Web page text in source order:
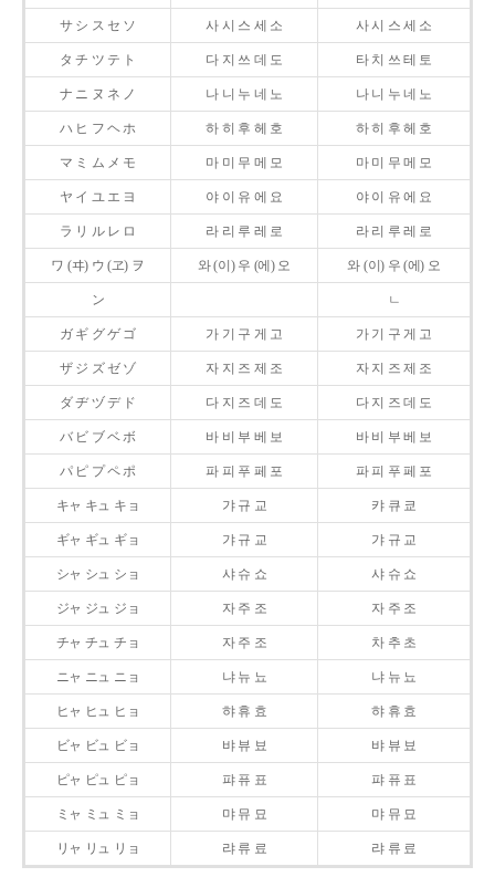
サ シ ス セ ソ 사 시 스 세 소 사 시 스 세 소
タ チ ツ テ ト 다 지 쓰 데 도 타 치 쓰 테 토
ナ ニ ヌ ネ ノ 나 니 누 네 노 나 니 누 네 노
ハ ヒ フ ヘ ホ 하 히 후 헤 호 하 히 후 헤 호
マ ミ ム メ モ 마 미 무 메 모 마 미 무 메 모
ヤ イ ユ エ ヨ 야 이 유 에 요 야 이 유 에 요
ラ リ ル レ ロ 라 리 루 레 로 라 리 루 레 로
ワ (ヰ) ウ (ヱ) ヲ 와 (이) 우 (에) 오 와 (이) 우 (에) 오
ン ㄴ
ガ ギ グ ゲ ゴ 가 기 구 게 고 가 기 구 게 고
ザ ジ ズ ゼ ゾ 자 지 즈 제 조 자 지 즈 제 조
ダ ヂ ヅ デ ド 다 지 즈 데 도 다 지 즈 데 도
バ ビ ブ ベ ボ 바 비 부 베 보 바 비 부 베 보
パ ピ プ ペ ポ 파 피 푸 페 포 파 피 푸 페 포
キャ キュ キョ 갸 규 교 캬 큐 쿄
ギャ ギュ ギョ 갸 규 교 갸 규 교
シャ シュ ショ 샤 슈 쇼 샤 슈 쇼
ジャ ジュ ジョ 자 주 조 자 주 조
チャ チュ チョ 자 주 조 차 추 초
ニャ ニュ ニョ 냐 뉴 뇨 냐 뉴 뇨
ヒャ ヒュ ヒョ 햐 휴 효 햐 휴 효
ビャ ビュ ビョ 뱌 뷰 뵤 뱌 뷰 뵤
ピャ ピュ ピョ 퍄 퓨 표 퍄 퓨 표
ミャ ミュ ミョ 먀 뮤 묘 먀 뮤 묘
リャ リュ リョ 랴 류 료 랴 류 료